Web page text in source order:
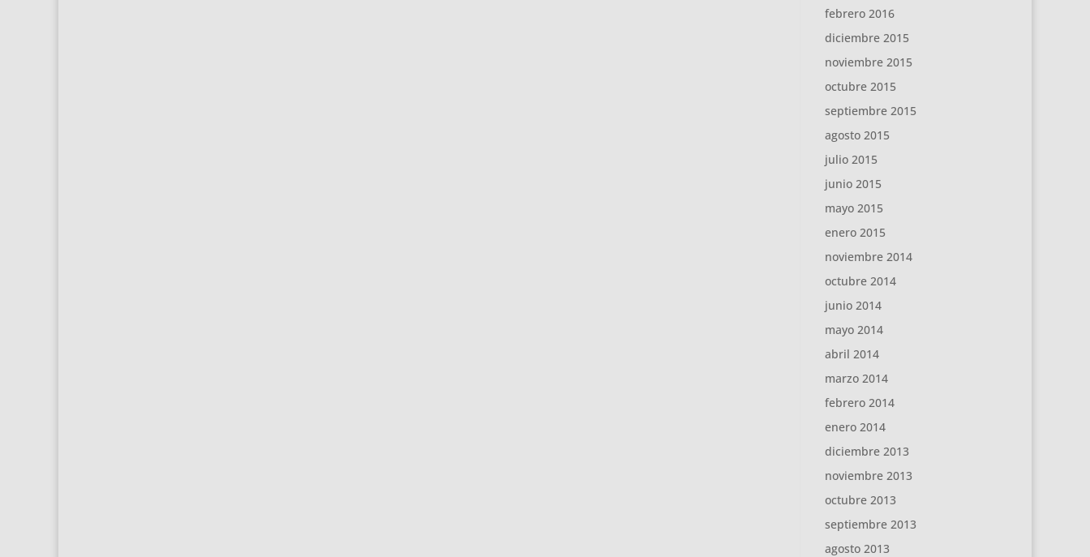
febrero 2016
diciembre 2015
noviembre 2015
octubre 2015
septiembre 2015
agosto 2015
julio 2015
junio 2015
mayo 2015
enero 2015
noviembre 2014
octubre 2014
junio 2014
mayo 2014
abril 2014
marzo 2014
febrero 2014
enero 2014
diciembre 2013
noviembre 2013
octubre 2013
septiembre 2013
agosto 2013